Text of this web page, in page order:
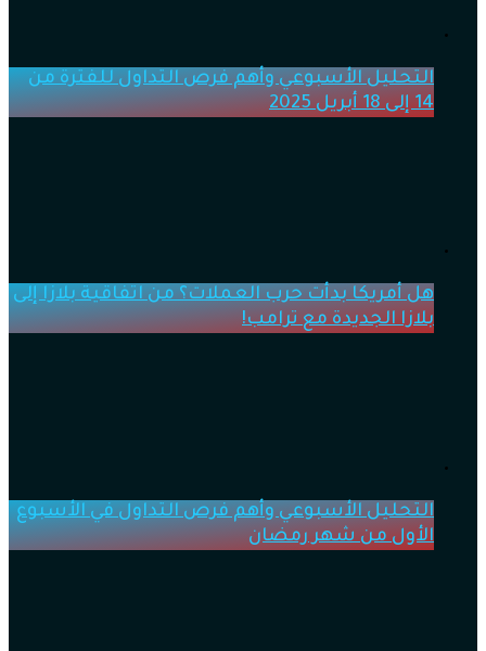
التحليل الأسبوعي وأهم فرص التداول للفترة من
14 إلى 18 أبريل 2025
هل أمريكا بدأت حرب العملات؟ من اتفاقية بلازا إلى
بلازا الجديدة مع ترامب!
التحليل الأسبوعي وأهم فرص التداول في الأسبوع
الأول من شهر رمضان